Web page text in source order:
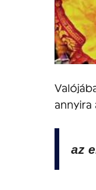
annyira
az